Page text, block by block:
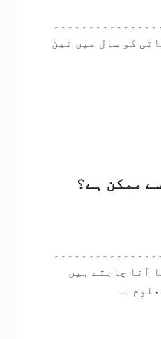
کو سال میں تین
ممکن ہے؟
آنا چاہتے ہیں